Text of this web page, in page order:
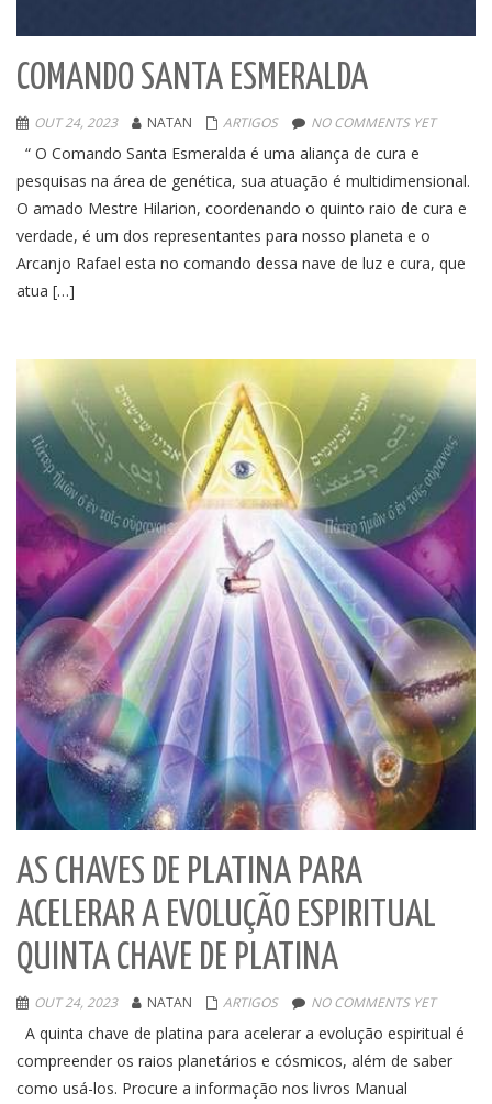
COMANDO SANTA ESMERALDA
OUT 24, 2023 NATAN ARTIGOS NO COMMENTS YET
“ O Comando Santa Esmeralda é uma aliança de cura e
pesquisas na área de genética, sua atuação é multidimensional.
O amado Mestre Hilarion, coordenando o quinto raio de cura e
verdade, é um dos representantes para nosso planeta e o
Arcanjo Rafael esta no comando dessa nave de luz e cura, que
atua […]
AS CHAVES DE PLATINA PARA
ACELERAR A EVOLUÇÃO ESPIRITUAL
QUINTA CHAVE DE PLATINA
OUT 24, 2023 NATAN ARTIGOS NO COMMENTS YET
A quinta chave de platina para acelerar a evolução espiritual é
compreender os raios planetários e cósmicos, além de saber
como usá-los. Procure a informação nos livros Manual